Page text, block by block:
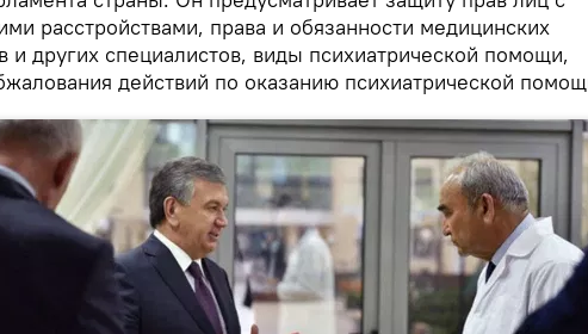
расстройствами, права и обязанности медицинских
и других специалистов, виды психиатрической помощи,
действий по оказанию психиатрической